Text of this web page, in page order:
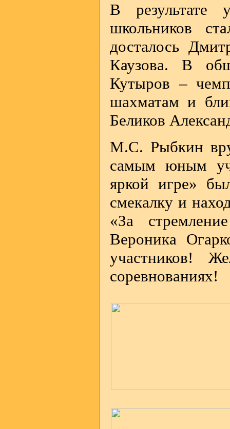
В результате
школьников
досталось
Каузова. В
Кутыров –
шахматам и
Беликов
М.С. Рыбкин
самым юным
яркой игре»
смекалку и
«За
Вероника
участников!
соревнованиях!